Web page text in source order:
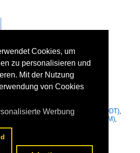
BXE, TXL, 09.02.2018
Berlin-Tegel "Otto Lilienthal" (TXL-EDDT),
/ KLM Royal Dutch Airlines (KL-KLM),
/ 737-800
Cookies, um
zu personalisieren und
Mit der Nutzung
von Cookies
Werbung